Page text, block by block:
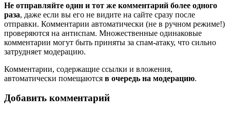
Не отправляйте один и тот же комментарий более одного
раза, даже если вы его не видите на сайте сразу после
отправки. Комментарии автоматически (не в ручном режиме!)
проверяются на антиспам. Множественные одинаковые
комментарии могут быть приняты за спам-атаку, что сильно
затрудняет модерацию.
Комментарии, содержащие ссылки и вложения,
автоматически помещаются в очередь на модерацию.
Добавить комментарий